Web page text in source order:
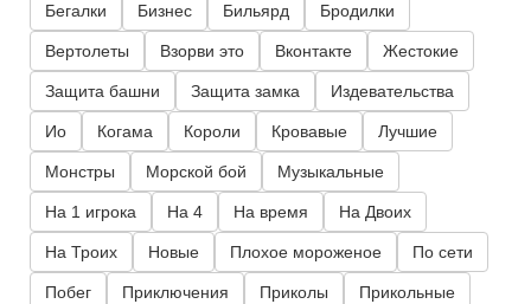
Бегалки Бизнес Бильярд Бродилки
Вертолеты Взорви это Вконтакте Жестокие
Защита башни Защита замка Издевательства
Ио Когама Короли Кровавые Лучшие
Монстры Морской бой Музыкальные
На 1 игрока На 4 На время На Двоих
На Троих Новые Плохое мороженое По сети
Побег Приключения Приколы Прикольные